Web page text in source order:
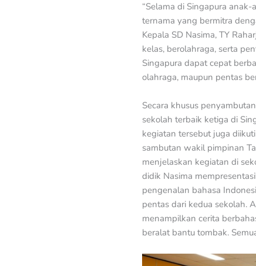
“Selama di Singapura
ternama yang bermitra
Kepala SD Nasima, TY
kelas, berolahraga, serta
Singapura dapat cepat
olahraga, maupun pentas
Secara khusus
sekolah terbaik ketiga di
kegiatan tersebut juga
sambutan wakil pimpinan
menjelaskan kegiatan di
didik Nasima
pengenalan bahasa
pentas dari kedua sekolah.
menampilkan cerita
beralat bantu tombak.